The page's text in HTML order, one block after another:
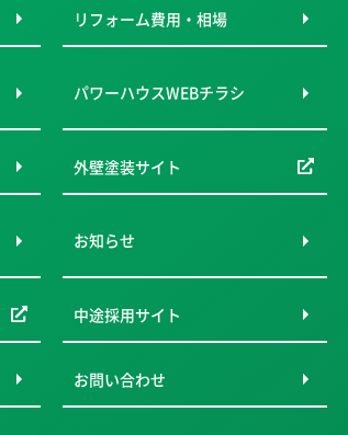
リフォーム費用・相場
パワーハウスWEBチラシ
外壁塗装サイト
お知らせ
中途採用サイト
お問い合わせ